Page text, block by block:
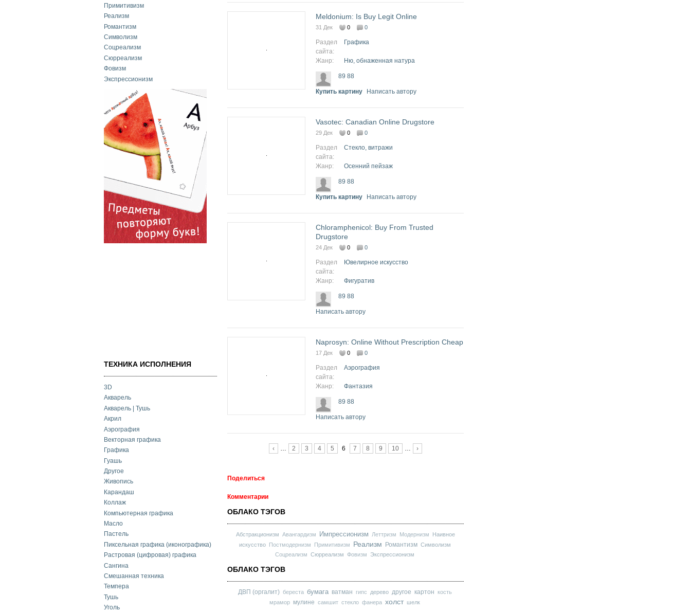
Примитивизм
Реализм
Романтизм
Символизм
Соцреализм
Сюрреализм
Фовизм
Экспрессионизм
ТЕХНИКА ИСПОЛНЕНИЯ
3D
Акварель
Акварель | Тушь
Акрил
Аэрография
Векторная графика
Графика
Гуашь
Другое
Живопись
Карандаш
Коллаж
Компьютерная графика
Масло
Пастель
Пиксельная графика (иконографика)
Растровая (цифровая) графика
Сангина
Смешанная техника
Темпера
Тушь
Уголь
Meldonium: Is Buy Legit Online
31 Дек 0 0
Раздел
сайта:
Графика
Жанр: Ню, обнаженная натура
89 88
Купить картину Написать автору
Vasotec: Canadian Online Drugstore
29 Дек 0 0
Раздел
сайта:
Стекло, витражи
Жанр: Осенний пейзаж
89 88
Купить картину Написать автору
Chloramphenicol: Buy From Trusted
Drugstore
24 Дек 0 0
Раздел
сайта:
Ювелирное искусство
Жанр: Фигуратив
89 88
Написать автору
Naprosyn: Online Without Prescription Cheap
17 Дек 0 0
Раздел
сайта:
Аэрография
Жанр: Фантазия
89 88
Написать автору
‹ … 2 3 4 5 6 7 8 9 10 … ›
Поделиться
Комментарии
ОБЛАКО ТЭГОВ
Абстракционизм Авангардизм Импрессионизм Леттризм Модернизм
Наивное
искусство
Постмодернизм Примитивизм Реализм Романтизм Символизм
Соцреализм Сюрреализм Фовизм Экспрессионизм
ОБЛАКО ТЭГОВ
ДВП (оргалит) береста бумага ватман гипс дерево другое картон кость
мрамор мулине самшит стекло фанера холст шелк